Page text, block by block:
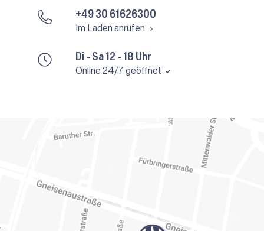
Di - Sa 12 - 18 Uhr
Online 24/7 geöffnet
+49 30 61626300
Im Laden anrufen